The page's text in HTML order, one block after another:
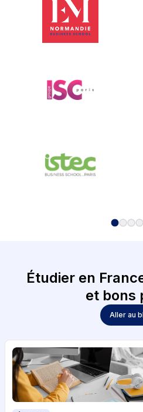
Étudier en
et bons
Aller au